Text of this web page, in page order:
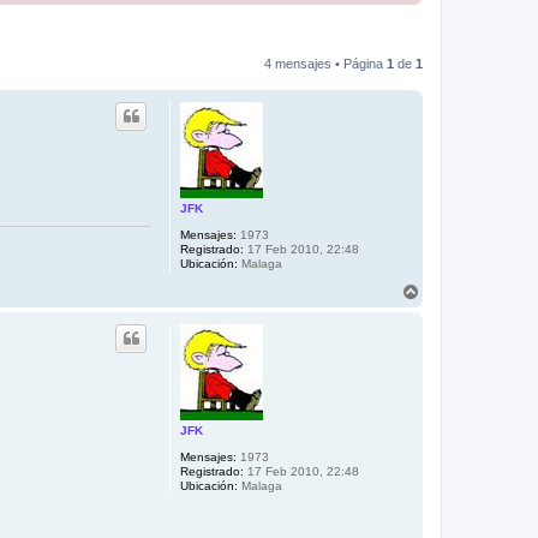
4 mensajes • Página 1 de 1
JFK
Mensajes: 1973
Registrado: 17 Feb 2010, 22:48
Ubicación: Malaga
JFK
Mensajes: 1973
Registrado: 17 Feb 2010, 22:48
Ubicación: Malaga